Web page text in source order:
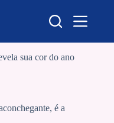
sua cor do ano
é a